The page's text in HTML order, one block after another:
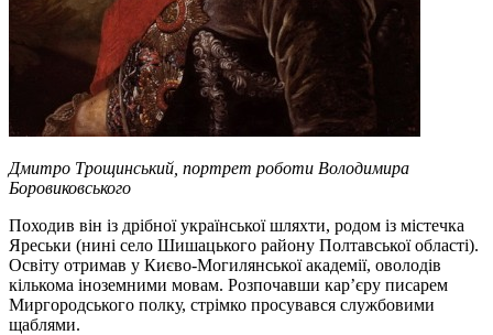
Дмитро Трощинський, портрет роботи Володимира
Боровиковського
Походив він із дрібної української шляхти, родом із містечка
Яреськи (нині село Шишацького району Полтавської області).
Освіту отримав у Києво-Могилянської академії, оволодів
кількома іноземними мовам. Розпочавши кар’єру писарем
Миргородського полку, стрімко просувався службовими
щаблями.